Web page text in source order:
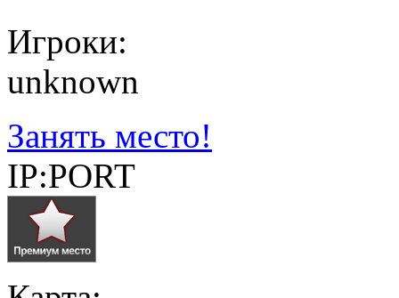
Игроки:
unknown
Занять место!
IP:PORT